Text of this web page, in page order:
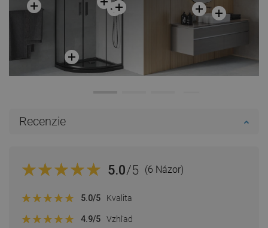
Recenzie
5.0/5 (6 Názor)
5.0/5 Kvalita
4.9/5 Vzhľad